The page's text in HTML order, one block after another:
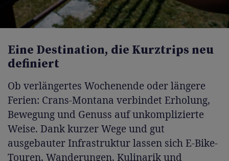
Eine Destination, die Kurztrips neu
definiert
Ob verlängertes Wochenende oder längere
Ferien: Crans-Montana verbindet Erholung,
Bewegung und Genuss auf unkomplizierte
Weise. Dank kurzer Wege und gut
ausgebauter Infrastruktur lassen sich E-Bike-
Touren, Wanderungen, Kulinarik und